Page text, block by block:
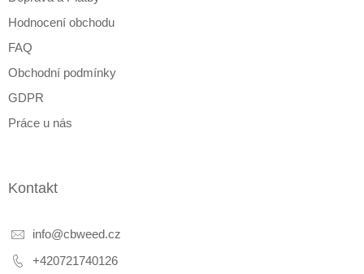
Hodnocení obchodu
FAQ
Obchodní podmínky
GDPR
Práce u nás
Kontakt
info@cbweed.cz
+420721740126